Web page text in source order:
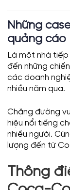
Những
quảng cáo
Là một nhà
đến những
các doanh
nhiều năm qua.
Chặng đường
hiệu nổi tiếng
nhiều người.
lượng đến từ
Thông